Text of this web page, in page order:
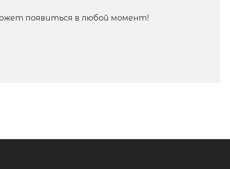
появиться в любой момент!